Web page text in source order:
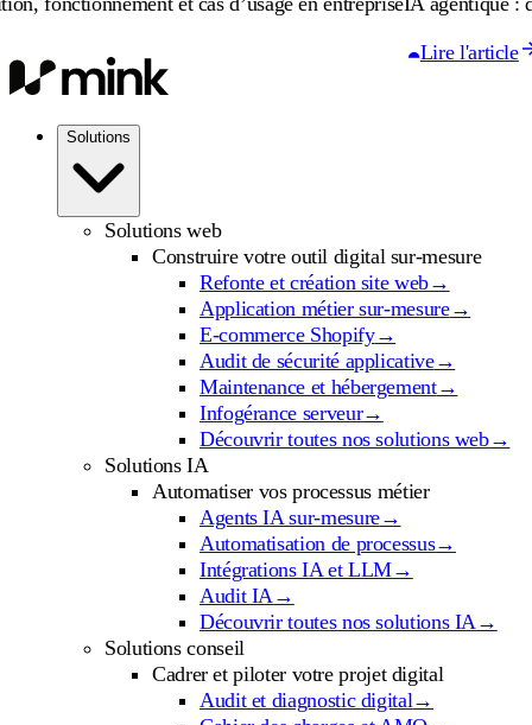
Lire l'article
Solutions
Solutions web
Construire votre outil digital sur-mesure
Refonte et création site web→
Application métier sur-mesure→
E-commerce Shopify→
Audit de sécurité applicative→
Maintenance et hébergement→
Infogérance serveur→
Découvrir toutes nos solutions web→
Solutions IA
Automatiser vos processus métier
Agents IA sur-mesure→
Automatisation de processus→
Intégrations IA et LLM→
Audit IA→
Découvrir toutes nos solutions IA→
Solutions conseil
Cadrer et piloter votre projet digital
Audit et diagnostic digital→